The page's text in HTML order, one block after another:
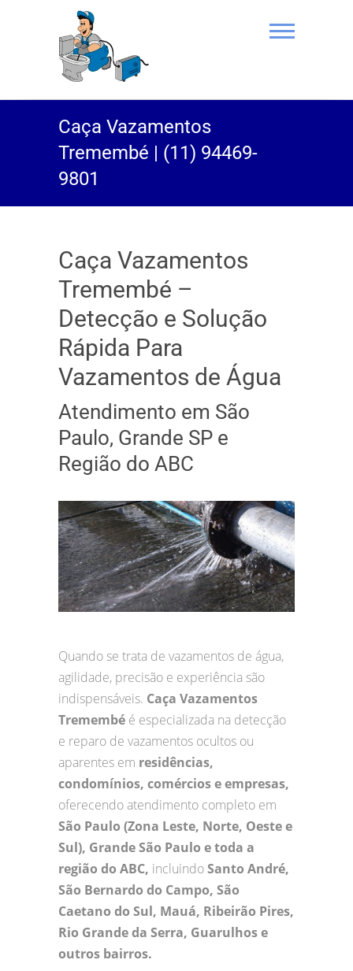
(11) 94469-
Desentupidora
Caça Vazamentos
Tremembé | (11) 94469-
9801
Caça Vazamentos
Tremembé –
Detecção e Solução
Rápida Para
Vazamentos de Água
Atendimento em São
Paulo, Grande SP e
Região do ABC
Quando se trata de vazamentos de água,
agilidade, precisão e experiência são
indispensáveis. Caça Vazamentos
Tremembé é especializada na detecção
e reparo de vazamentos ocultos ou
aparentes em residências,
condomínios, comércios e empresas,
oferecendo atendimento completo em
São Paulo (Zona Leste, Norte, Oeste e
Sul), Grande São Paulo e toda a
região do ABC, incluindoSanto André,
São Bernardo do Campo, São
Caetano do Sul, Mauá, Ribeirão Pires,
Rio Grande da Serra, Guarulhos e
outros bairros.